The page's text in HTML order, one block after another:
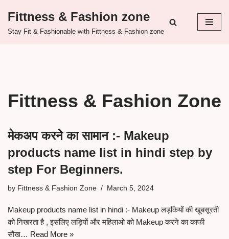
Skip
Fittness & Fashion zone
Stay Fit & Fashionable with Fittness & Fashion zone
Fittness & Fashion Zone
मेकअप करने का सामान :- Makeup
products name list in hindi step by
step For Beginners.
by Fittness & Fashion Zone March 5, 2024
Makeup products name list in hindi :- Makeup लड़कियों की खूबसूरती
को निखरता है , इसलिए लड़ियों और महिलाओ को Makeup करने का काफी
सौख… Read More »